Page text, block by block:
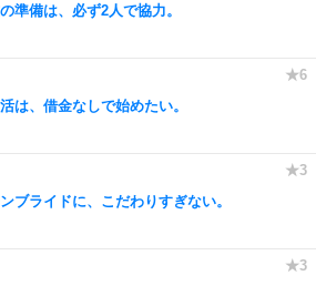
準備は、必ず2人で協力。
は、借金なしで始めたい。
ブライドに、こだわりすぎない。